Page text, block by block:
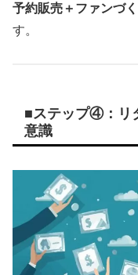
予約販売＋ファンづ
す。
■ステップ④：リ
意識